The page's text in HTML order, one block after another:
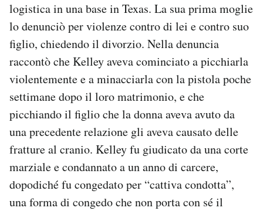
logistica in una base in Texas. La sua prima moglie
lo denunciò per violenze contro di lei e contro suo
figlio, chiedendo il divorzio. Nella denuncia
raccontò che Kelley aveva cominciato a picchiarla
violentemente e a minacciarla con la pistola poche
settimane dopo il loro matrimonio, e che
picchiando il figlio che la donna aveva avuto da
una precedente relazione gli aveva causato delle
fratture al cranio. Kelley fu giudicato da una corte
marziale e condannato a un anno di carcere,
dopodiché fu congedato per “cattiva condotta”,
una forma di congedo che non porta con sé il